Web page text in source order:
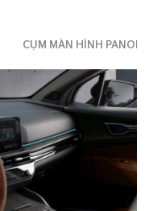
HIỆN ĐẠI, TRỰC QUAN